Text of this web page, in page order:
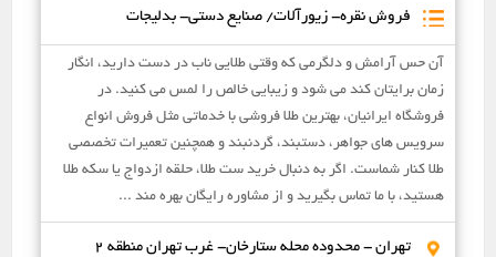
فروش نقره- زیورآلات/ صنایع دستی- بدلیجات
آن حس آرامش و دلگرمی که وقتی طلایی ناب در دست دارید، انگار
زمان برایتان کند می شود و زیبایی خالص را لمس می کنید. در
فروشگاه ایرانیان، بهترین طلا فروشی با خدماتی مثل فروش انواع
سرویس های جواهر، دستبند، گردنبند و همچنین تعمیرات تخصصی
طلا کنار شماست. اگر به دنبال خرید ست طلا، حلقه ازدواج یا سکه طلا
هستید، با ما تماس بگیرید و از مشاوره رایگان بهره مند ...
تهران - محدوده محله ستارخان- غرب تهران منطقه 2